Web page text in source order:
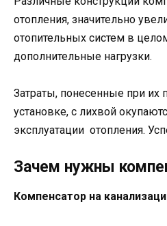
отопления, значительно
отопительных систем в
дополнительные нагрузки.
Затраты, понесенные при их
установке, с лихвой
эксплуатации отопления.
Зачем нужны
Компенсатор на